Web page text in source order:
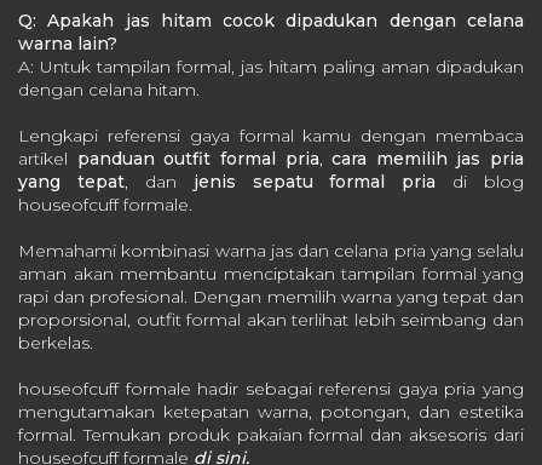
Q: Apakah jas hitam cocok dipadukan dengan celana
warna lain?
A: Untuk tampilan formal, jas hitam paling aman dipadukan
dengan celana hitam.
Lengkapi referensi gaya formal kamu dengan membaca
artikel panduan outfit formal pria,cara memilih jas pria
yang tepat, dan jenis sepatu formal pria di blog
houseofcuff formale.
Memahami kombinasi warna jas dan celana pria yang selalu
aman akan membantu menciptakan tampilan formal yang
rapi dan profesional. Dengan memilih warna yang tepat dan
proporsional, outfit formal akan terlihat lebih seimbang dan
berkelas.
houseofcuff formale hadir sebagai referensi gaya pria yang
mengutamakan ketepatan warna, potongan, dan estetika
formal. Temukan produk pakaian formal dan aksesoris dari
houseofcuff formale di sini.